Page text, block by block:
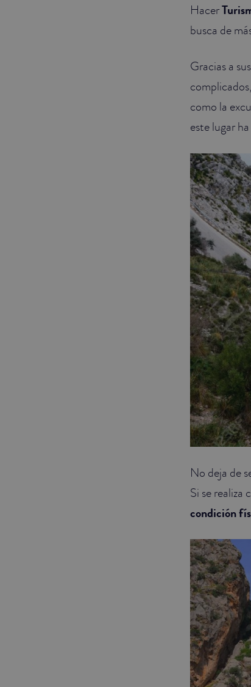
Hacer
busca de
Gracias a sus
como la
este lugar
No deja de
Si se realiza
condición